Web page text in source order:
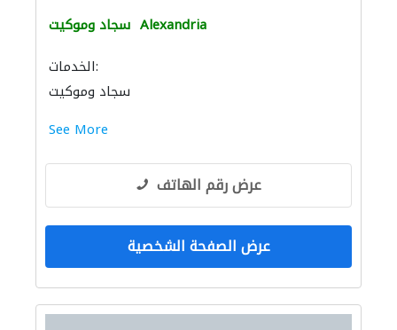
سجاد وموكيت Alexandria
الخدمات:
سجاد وموكيت
See More
عرض رقم الهاتف
عرض الصفحة الشخصية